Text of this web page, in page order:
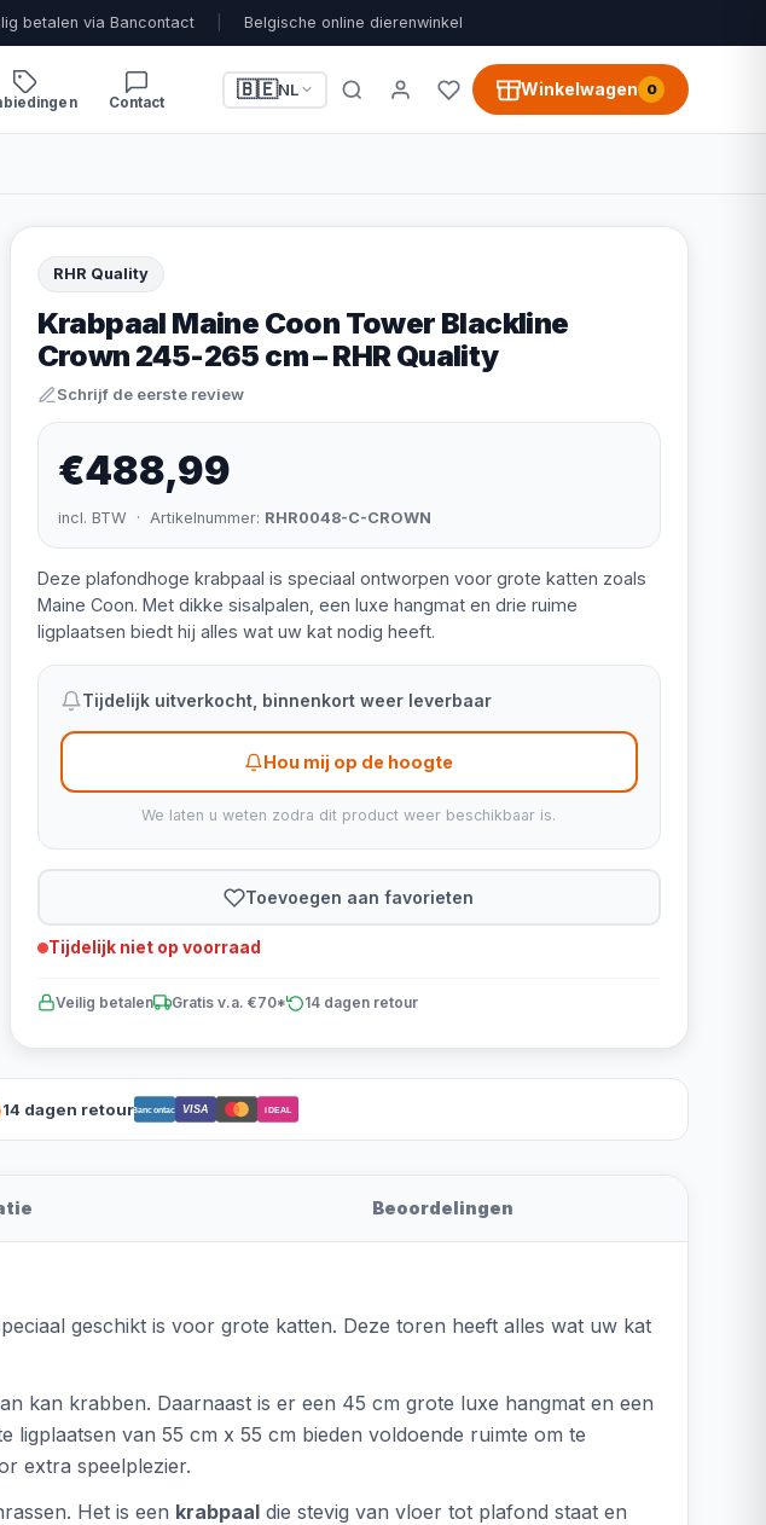
betalen via Bancontact Belgische online dierenwinkel
Contact
🇧🇪NL Winkelwagen 0
RHR Quality
Krabpaal Maine Coon Tower Blackline
Crown 245-265 cm – RHR Quality
Schrijf de eerste review
€488,99
incl. BTW · Artikelnummer: RHR0048-C-CROWN
Deze plafondhoge krabpaal is speciaal ontworpen voor grote katten zoals
Maine Coon. Met dikke sisalpalen, een luxe hangmat en drie ruime
ligplaatsen biedt hij alles wat uw kat nodig heeft.
Tijdelijk uitverkocht, binnenkort weer leverbaar
Hou mij op de hoogte
We laten u weten zodra dit product weer beschikbaar is.
Toevoegen aan favorieten
Tijdelijk niet op voorraad
Veilig betalen Gratis v.a. €70* 14 dagen retour
14 dagen retourBancontact VISA iDEAL
Beoordelingen
geschikt is voor grote katten. Deze toren heeft alles wat uw kat
kan krabben. Daarnaast is er een 45 cm grote luxe hangmat en een
ligplaatsen van 55 cm x 55 cm bieden voldoende ruimte om te
extra speelplezier.
Het is een krabpaal die stevig van vloer tot plafond staat en